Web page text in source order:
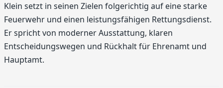
Klein setzt in seinen Zielen folgerichtig auf eine starke
Feuerwehr und einen leistungsfähigen Rettungsdienst.
Er spricht von moderner Ausstattung, klaren
Entscheidungswegen und Rückhalt für Ehrenamt und
Hauptamt.